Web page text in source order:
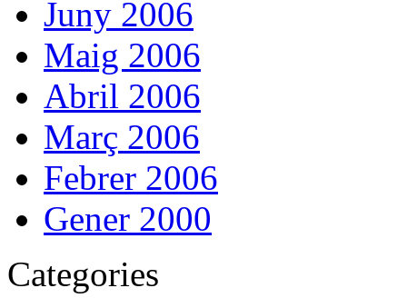
Juny 2006
Maig 2006
Abril 2006
Març 2006
Febrer 2006
Gener 2000
Categories